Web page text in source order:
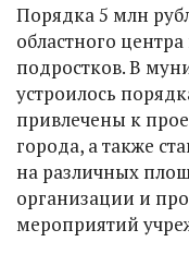
Порядка 5 млн
областного
подростков. В
устроилось
привлечены к
города, а также
на различных
организации и
мероприятий